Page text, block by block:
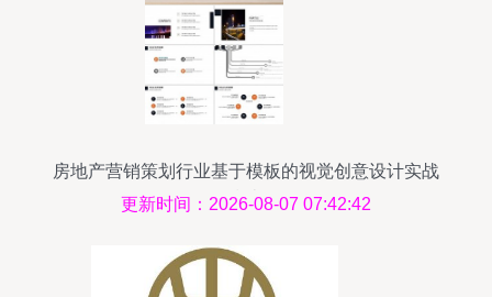
房地产营销策划行业基于模板的视觉创意设计实战
指南
更新时间：2026-08-07 07:42:42